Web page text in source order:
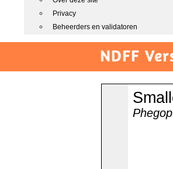
Privacy
Beheerders en validatoren
NDFF